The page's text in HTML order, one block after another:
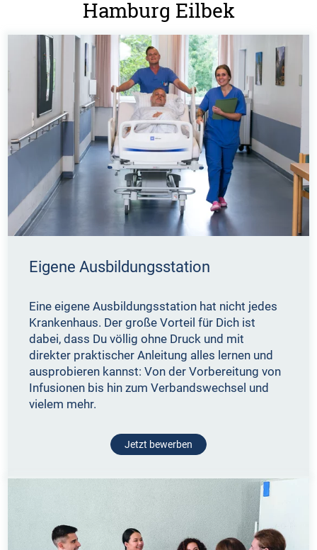
Hamburg Eilbek
Eigene Ausbildungsstation
Eine eigene Ausbildungsstation hat nicht jedes
Krankenhaus. Der große Vorteil für Dich ist
dabei, dass Du völlig ohne Druck und mit
direkter praktischer Anleitung alles lernen und
ausprobieren kannst: Von der Vorbereitung von
Infusionen bis hin zum Verbandswechsel und
vielem mehr.
Jetzt bewerben